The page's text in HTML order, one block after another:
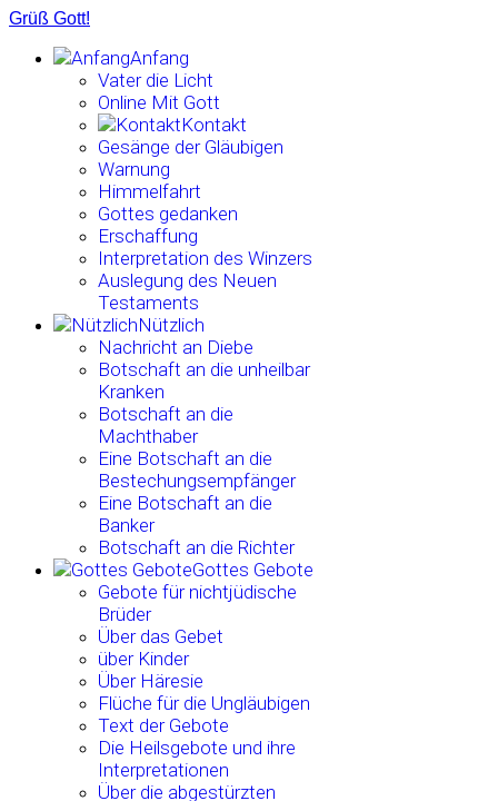
Grüß Gott!
Anfang
Vater die Licht
Online Mit Gott
Kontakt
Gesänge der Gläubigen
Warnung
Himmelfahrt
Gottes gedanken
Erschaffung
Interpretation des Winzers
Auslegung des Neuen
Testaments
Nützlich
Nachricht an Diebe
Botschaft an die unheilbar
Kranken
Botschaft an die
Machthaber
Eine Botschaft an die
Bestechungsempfänger
Eine Botschaft an die
Banker
Botschaft an die Richter
Gottes Gebote
Gebote für nichtjüdische
Brüder
Über das Gebet
über Kinder
Über Häresie
Flüche für die Ungläubigen
Text der Gebote
Die Heilsgebote und ihre
Interpretationen
Über die abgestürzten